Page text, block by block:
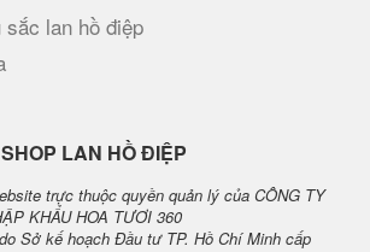
lan hồ điệp
LAN HỒ ĐIỆP
trực thuộc quyền quản lý của CÔNG TY
KHẨU HOA TƯƠI 360
Sở kế hoạch Đầu tư TP. Hồ Chí Minh cấp